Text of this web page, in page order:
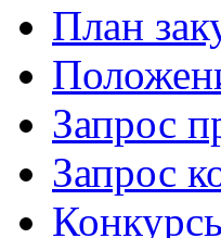
План
Запрос
Запрос